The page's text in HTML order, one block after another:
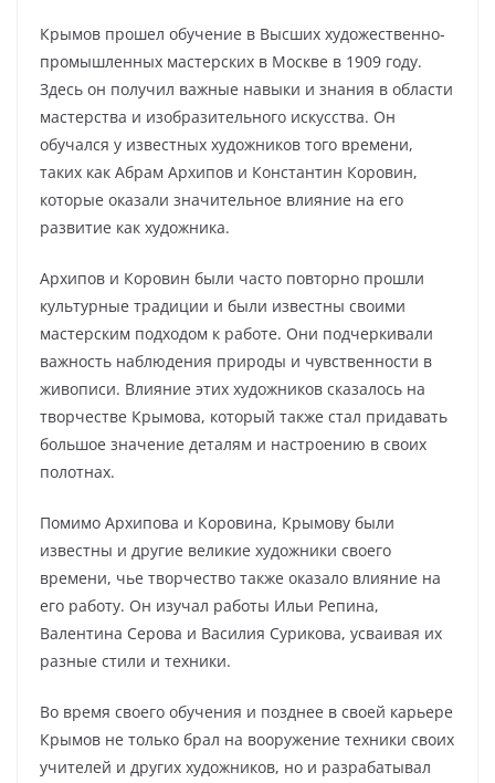
Крымов прошел обучение в Высших художественно-
промышленных мастерских в Москве в 1909 году.
Здесь он получил важные навыки и знания в области
мастерства и изобразительного искусства. Он
обучался у известных художников того времени,
таких как Абрам Архипов и Константин Коровин,
которые оказали значительное влияние на его
развитие как художника.
Архипов и Коровин были часто повторно прошли
культурные традиции и были известны своими
мастерским подходом к работе. Они подчеркивали
важность наблюдения природы и чувственности в
живописи. Влияние этих художников сказалось на
творчестве Крымова, который также стал придавать
большое значение деталям и настроению в своих
полотнах.
Помимо Архипова и Коровина, Крымову были
известны и другие великие художники своего
времени, чье творчество также оказало влияние на
его работу. Он изучал работы Ильи Репина,
Валентина Серова и Василия Сурикова, усваивая их
разные стили и техники.
Во время своего обучения и позднее в своей карьере
Крымов не только брал на вооружение техники своих
учителей и других художников, но и разрабатывал